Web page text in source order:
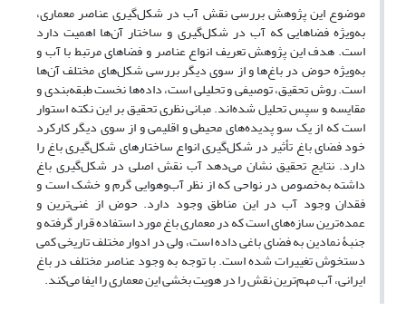
موضوع این پژوهش بررسی نقش آب در شکل‌گیری عناصر معماری،
به‌ویژه فضاهایی که آب در شکل‌گیری و ساختار آن‌ها اهمیت دارد
است. هدف این پژوهش تعریف انواع عناصر و فضاهای مرتبط با آب و
به‌ویژه حوض در باغ‌ها و از سوی دیگر بررسی شکل‌های مختلف آن‌ها
است. روش تحقیق، توصیفی و تحلیلی است، داده‌ها نخست طبقه‌بندی و
مقایسه و سپس تحلیل شده‌اند. مبانی نظری تحقیق بر این نکته استوار
است که از یک سو پدیده‌های محیطی و اقلیمی و از سوی دیگر کارکرد
خود فضای باغ تأثیر در شکل‌گیری انواع ساختارهای شکل‌گیری باغ را
دارد. نتایج تحقیق نشان می‌دهد آب نقش اصلی در شکل‌گیری باغ
داشته به‌خصوص در نواحی که از نظر آب‌وهوایی گرم و خشک است و
فقدان وجود آب در این مناطق وجود دارد. حوض از غنی‌ترین و
عمده‌ترین سازه‌های است که در معماری باغ مورد استفاده قرار گرفته و
جنبۀ نمادین به فضای باغی داده است، ولی در ادوار مختلف تاریخی کمی
دستخوش تغییرات شده است. با توجه به ‌وجود عناصر مختلف در باغ
ایرانی، آب مهم‌ترین نقش را در هویت بخشی این معماری را ایفا می‌کند.